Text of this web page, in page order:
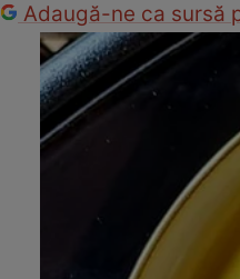
Adaugă-ne ca sursă